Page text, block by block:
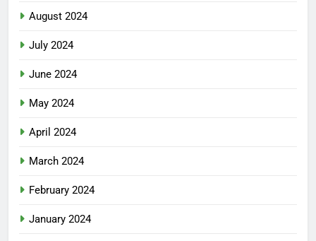
August 2024
July 2024
June 2024
May 2024
April 2024
March 2024
February 2024
January 2024